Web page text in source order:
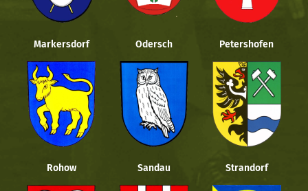
Markersdorf Odersch Petershofen
Rohow Sandau Strandorf